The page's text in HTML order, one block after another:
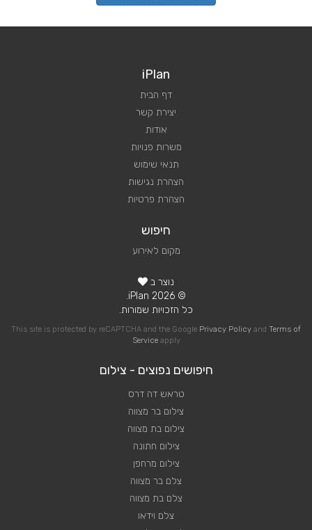
iPlan
דף הבית
יצירת קשר
אודות
משרות פנויות
תנאי שימוש
הצהרת נגישות
הצהרת פרטיות
חיפוש
מקום לאירוע
נוצר ב
© 2026 iPlan.
כל הזכויות שמורות.
This site is protected by reCAPTCHA and the Google Privacy Policy and Terms of
Serviceapply
חיפושים נפוצים - צילום
טראש דה דרס
צילום בר מצווה
צילום בת מצווה
צילום חתונה
צילום מרחפן
צלם בר מצווה
צלם בת מצווה
צלם וידאו